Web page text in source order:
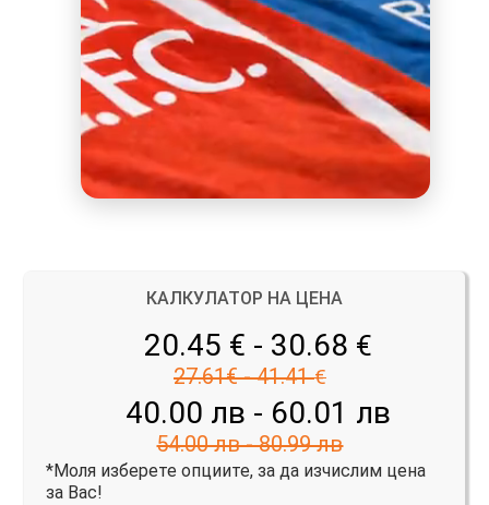
КАЛКУЛАТОР НА ЦЕНА
20.45 € - 30.68 €
27.61€ - 41.41 €
40.00 лв - 60.01 лв
54.00 лв - 80.99 лв
*Моля изберете опциите, за да изчислим цена
за Вас!